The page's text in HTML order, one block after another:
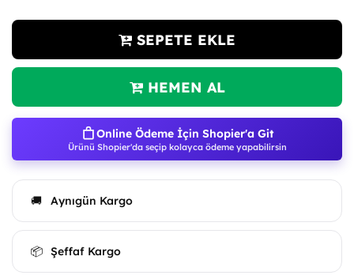
SEPETE EKLE
HEMEN AL
Online Ödeme İçin Shopier'a Git
Ürünü Shopier'da seçip kolayca ödeme yapabilirsin
🚚 Aynıgün Kargo
📦 Şeffaf Kargo